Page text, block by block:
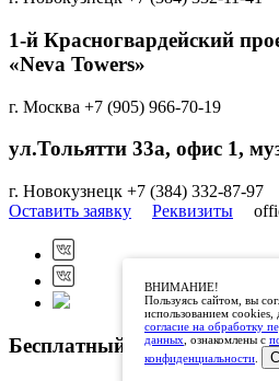
1-й Красногвардейский
«Neva Towers»
г. Москва +7 (905) 966-70-19
ул.Тольятти 33а, офис 1,
г. Новокузнецк +7 (384) 332-87-97
Оставить заявку
Реквизиты
Бесплатный звонок по
ВНИМАНИЕ!
Пользуясь сайтом, вы
использованием cookies,
согласие на обработку
данных , ознакомлены с
конфиденциальности